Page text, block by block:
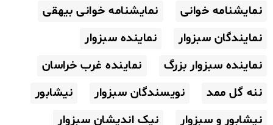
نمایشنامه خوانی
نمایشنامه خوانی بیهقی
نمایندگان سبزوار
نماینده سبزوار
نماینده سبزوار بزرگ
نماینده غرب خراسان
ننه گل ممد
نویسندگان سبزوار
نیشابور
نیشابور و سبزوار
نیک اندیشان سبزوار